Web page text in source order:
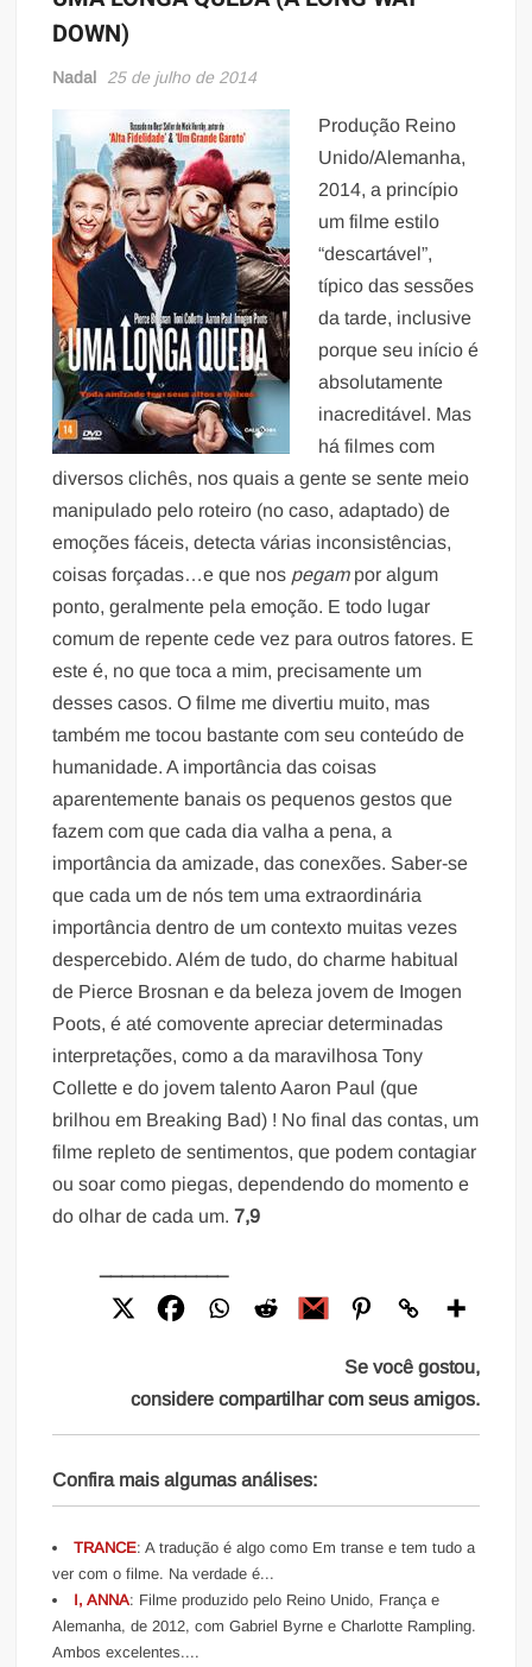
DOWN)
Nadal 25 de julho de 2014
Produção Reino
Unido/Alemanha,
2014, a princípio
um filme estilo
“descartável”,
típico das sessões
da tarde, inclusive
porque seu início é
absolutamente
inacreditável. Mas
há filmes com
diversos clichês, nos quais a gente se sente meio
manipulado pelo roteiro (no caso, adaptado) de
emoções fáceis, detecta várias inconsistências,
coisas forçadas…e que nos pegampor algum
ponto, geralmente pela emoção. E todo lugar
comum de repente cede vez para outros fatores. E
este é, no que toca a mim, precisamente um
desses casos. O filme me divertiu muito, mas
também me tocou bastante com seu conteúdo de
humanidade. A importância das coisas
aparentemente banais os pequenos gestos que
fazem com que cada dia valha a pena, a
importância da amizade, das conexões. Saber-se
que cada um de nós tem uma extraordinária
importância dentro de um contexto muitas vezes
despercebido. Além de tudo, do charme habitual
de Pierce Brosnan e da beleza jovem de Imogen
Poots, é até comovente apreciar determinadas
interpretações, como a da maravilhosa Tony
Collette e do jovem talento Aaron Paul (que
brilhou em Breaking Bad) ! No final das contas, um
filme repleto de sentimentos, que podem contagiar
ou soar como piegas, dependendo do momento e
do olhar de cada um.7,9
Se você gostou,
considere compartilhar com seus amigos.
Confira mais algumas análises:
TRANCE: A tradução é algo como Em transe e tem tudo a
ver com o filme. Na verdade é...
I, ANNA: Filme produzido pelo Reino Unido, França e
Alemanha, de 2012, com Gabriel Byrne e Charlotte Rampling.
Ambos excelentes....